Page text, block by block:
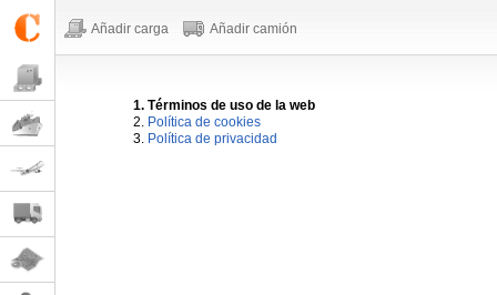
Añadir carga Añadir camión
1. Términos de uso de la web
2. Política de cookies
3. Política de privacidad